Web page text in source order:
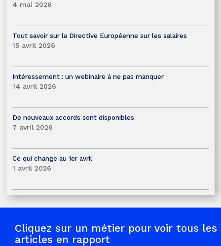
4 mai 2026
Tout savoir sur la Directive Européenne sur les salaires
15 avril 2026
Intéressement : un webinaire à ne pas manquer
14 avril 2026
De nouveaux accords sont disponibles
7 avril 2026
Ce qui change au 1er avril
1 avril 2026
Cliquez sur un métier pour voir tous les
articles en rapport